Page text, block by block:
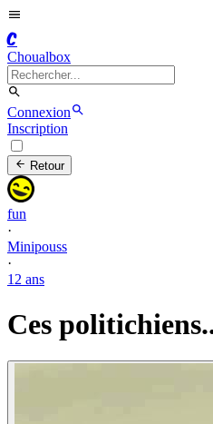
C
Choualbox
Connexion
Inscription
Retour
fun
·
Minipouss
·
12 ans
Ces